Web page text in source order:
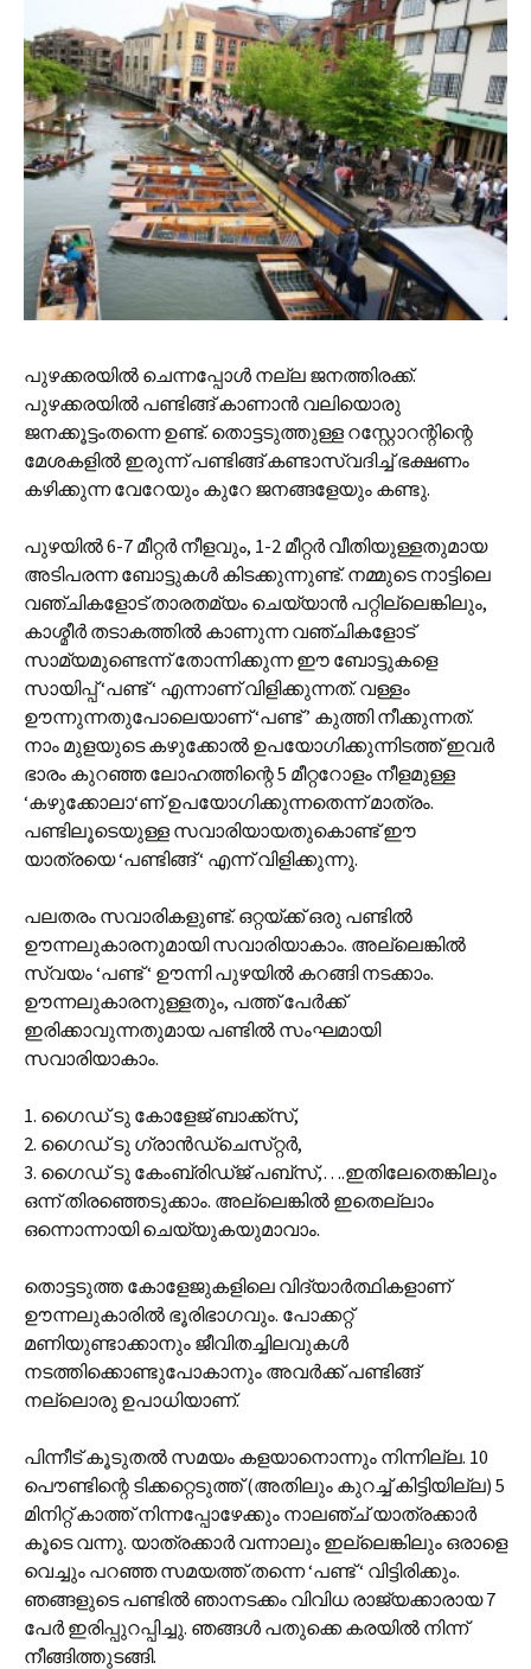
പുഴക്കരയില്‍ ചെന്നപ്പോള്‍ നല്ല ജനത്തിരക്ക്.
പുഴക്കരയില്‍ പണ്ടിങ്ങ് കാണാന്‍ വലിയൊരു
ജനക്കൂട്ടംതന്നെ ഉണ്ട്. തൊട്ടടുത്തുള്ള റസ്റ്റോറന്റിന്റെ
മേശകളില്‍ ഇരുന്ന് പണ്ടിങ്ങ് കണ്ടാസ്വദിച്ച് ഭക്ഷണം
കഴിക്കുന്ന വേറേയും കുറേ ജനങ്ങളേയും കണ്ടു.
പുഴയില്‍ 6-7 മീറ്റര്‍ നീളവും, 1-2 മീറ്റര്‍ വീതിയുള്ളതുമായ
അടിപരന്ന ബോട്ടുകള്‍ കിടക്കുന്നുണ്ട്. നമ്മുടെ നാട്ടിലെ
വഞ്ചികളോട് താരതമ്യം ചെയ്യാന്‍ പറ്റില്ലെങ്കിലും,
കാശ്മീര്‍ തടാകത്തില്‍ കാണുന്ന വഞ്ചികളോട്
സാമ്യമുണ്ടെന്ന് തോന്നിക്കുന്ന ഈ ബോട്ടുകളെ
സായിപ്പ് ‘പണ്ട് ‘ എന്നാണ് വിളിക്കുന്നത്. വള്ളം
ഊന്നുന്നതുപോലെയാണ് ‘പണ്ട് ’ കുത്തി നീക്കുന്നത്.
നാം മുളയുടെ കഴുക്കോല്‍ ഉപയോഗിക്കുന്നിടത്ത് ഇവര്‍
ഭാരം കുറഞ്ഞ ലോഹത്തിന്റെ 5 മീറ്ററോളം നീളമുള്ള
‘കഴുക്കോലാ‘ണ് ഉപയോഗിക്കുന്നതെന്ന് മാത്രം.
പണ്ടിലൂടെയുള്ള സവാരിയായതുകൊണ്ട് ഈ
യാത്രയെ ‘പണ്ടിങ്ങ് ‘ എന്ന് വിളിക്കുന്നു.
പലതരം സവാരികളുണ്ട്. ഒറ്റയ്ക്ക് ഒരു പണ്ടില്‍
ഊന്നലു‍കാരനുമായി സവാരിയാകാം. അല്ലെങ്കില്‍
സ്വയം ‘പണ്ട് ‘ ഊന്നി പുഴയില്‍ കറങ്ങി നടക്കാം.
ഊന്നലുകാരനുള്ളതും, പത്ത് പേര്‍ക്ക്
ഇരിക്കാവുന്നതുമായ പണ്ടില്‍ സംഘമായി
സവാരിയാകാം.
1. ഗൈഡ് ടു കോളേജ് ബാക്ക്‌‍സ്,
2. ഗൈഡ് ടു ഗ്രാന്‍‌‌‍ഡ്‌ചെസ്‌റ്റര്‍,
3. ഗൈഡ് ടു കേംബ്രിഡ്‌ജ് പബ്‌സ്,….ഇതിലേതെങ്കിലും
ഒന്ന് തിരഞ്ഞെടുക്കാം. അല്ലെങ്കില്‍ ഇതെല്ലാം
ഒന്നൊന്നായി ചെയ്യുകയുമാവാം.
തൊട്ടടുത്ത കോളേജുകളിലെ വിദ്യാര്‍ത്ഥികളാണ്
ഊന്നലുകാരില്‍ ഭൂരിഭാഗവും. പോക്കറ്റ്
മണിയുണ്ടാക്കാനും ജീവിതച്ചിലവുകള്‍
നടത്തിക്കൊണ്ടുപോകാനും അവര്‍ക്ക് പണ്ടിങ്ങ്
നല്ലൊരു ഉപാധിയാണ്.
പിന്നീട് കൂടുതല്‍ സമയം കളയാനൊന്നും നിന്നില്ല. 10
പൌണ്ടിന്റെ ടിക്കറ്റെടുത്ത് (അതിലും കുറച്ച് കിട്ടിയില്ല) 5
മിനിറ്റ് കാത്ത് നിന്നപ്പോഴേക്കും നാലഞ്ച് യാത്രക്കാര്‍
കൂടെ വന്നു. യാത്രക്കാര്‍ വന്നാലും ഇല്ലെങ്കിലും ഒരാളെ
വെച്ചും പറഞ്ഞ സമയത്ത് തന്നെ ‘പണ്ട് ‘ വിട്ടിരിക്കും.
ഞങ്ങളുടെ പണ്ടില്‍ ഞാനടക്കം വിവിധ രാജ്യക്കാരായ 7
പേര്‍ ഇരിപ്പുറപ്പിച്ചു. ഞങ്ങള്‍ പതുക്കെ കരയില്‍ നിന്ന്
നീങ്ങിത്തുടങ്ങി.